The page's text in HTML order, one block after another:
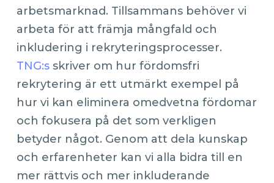
arbetsmarknad. Tillsammans behöver vi
arbeta för att främja mångfald och
inkludering i rekryteringsprocesser.
TNG:sskriver om hur fördomsfri
rekrytering är ett utmärkt exempel på
hur vi kan eliminera omedvetna fördomar
och fokusera på det som verkligen
betyder något. Genom att dela kunskap
och erfarenheter kan vi alla bidra till en
mer rättvis och mer inkluderande